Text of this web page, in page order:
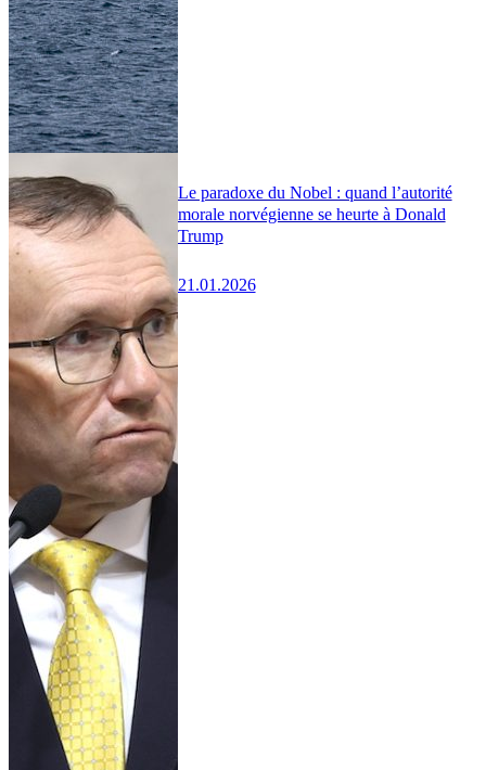
Le paradoxe du Nobel : quand l’autorité
morale norvégienne se heurte à Donald
Trump
21.01.2026